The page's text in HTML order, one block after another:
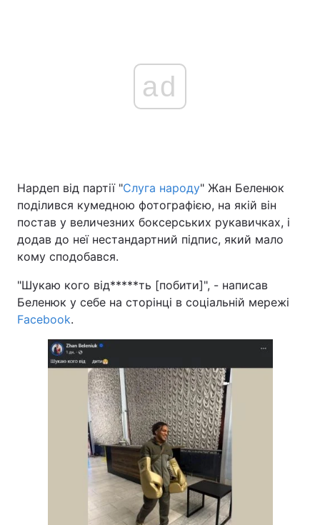
ad
Нардеп від партії "Слуга народу" Жан Беленюк
поділився кумедною фотографією, на якій він
постав у величезних боксерських рукавичках, і
додав до неї нестандартний підпис, який мало
кому сподобався.
"Шукаю кого від*****ть [побити]", - написав
Беленюк у себе на сторінці в соціальній мережі
Facebook.